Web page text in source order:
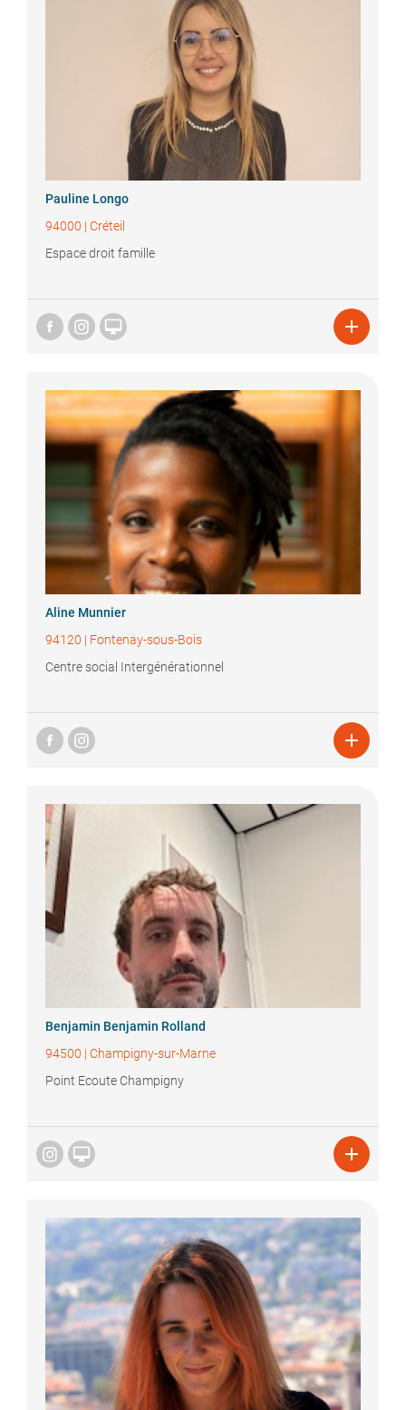
Pauline Longo
94000 | Créteil
Espace droit famille
 
Aline Munnier
94120 | Fontenay-sous-Bois
Centre social Intergénérationnel

Benjamin Benjamin Rolland
94500 | Champigny-sur-Marne
Point Ecoute Champigny
 